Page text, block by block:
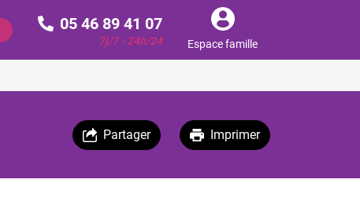
05 46 89 41 07
7j/7 - 24h/24 Espace famille
Partager Imprimer